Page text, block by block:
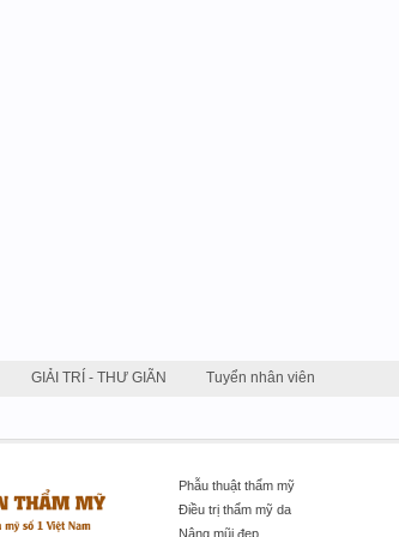
GIẢI TRÍ - THƯ GIÃN Tuyển nhân viên
Phẫu thuật thẩm mỹ
Điều trị thẩm mỹ da
Nâng mũi đẹp